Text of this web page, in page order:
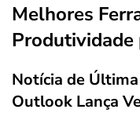
Melhores
Produtividade
Notícia de
Outlook Lança